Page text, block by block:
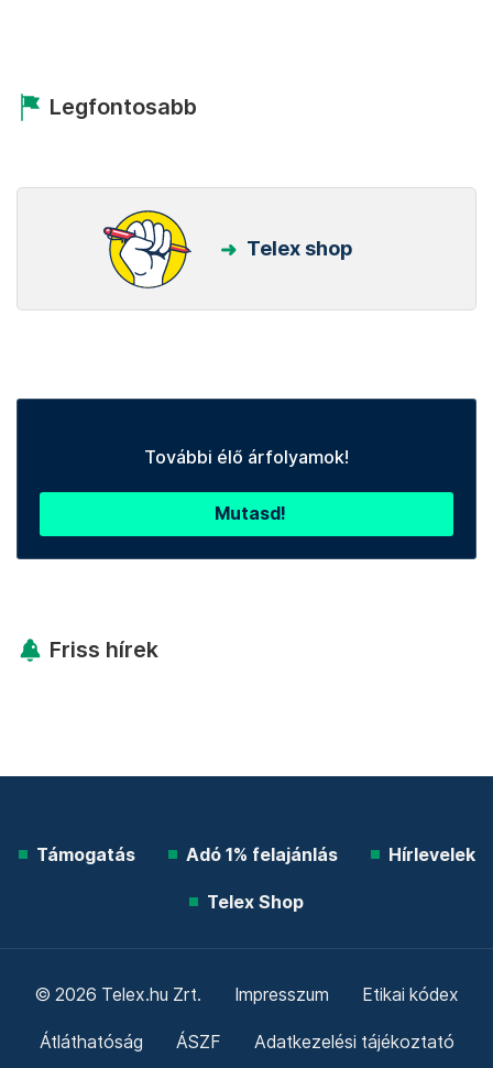
Legfontosabb
Telex shop
További élő árfolyamok!
Mutasd!
Friss hírek
Támogatás Adó 1% felajánlás Hírlevelek
Telex Shop
© 2026 Telex.hu Zrt. Impresszum Etikai kódex
Átláthatóság ÁSZF Adatkezelési tájékoztató